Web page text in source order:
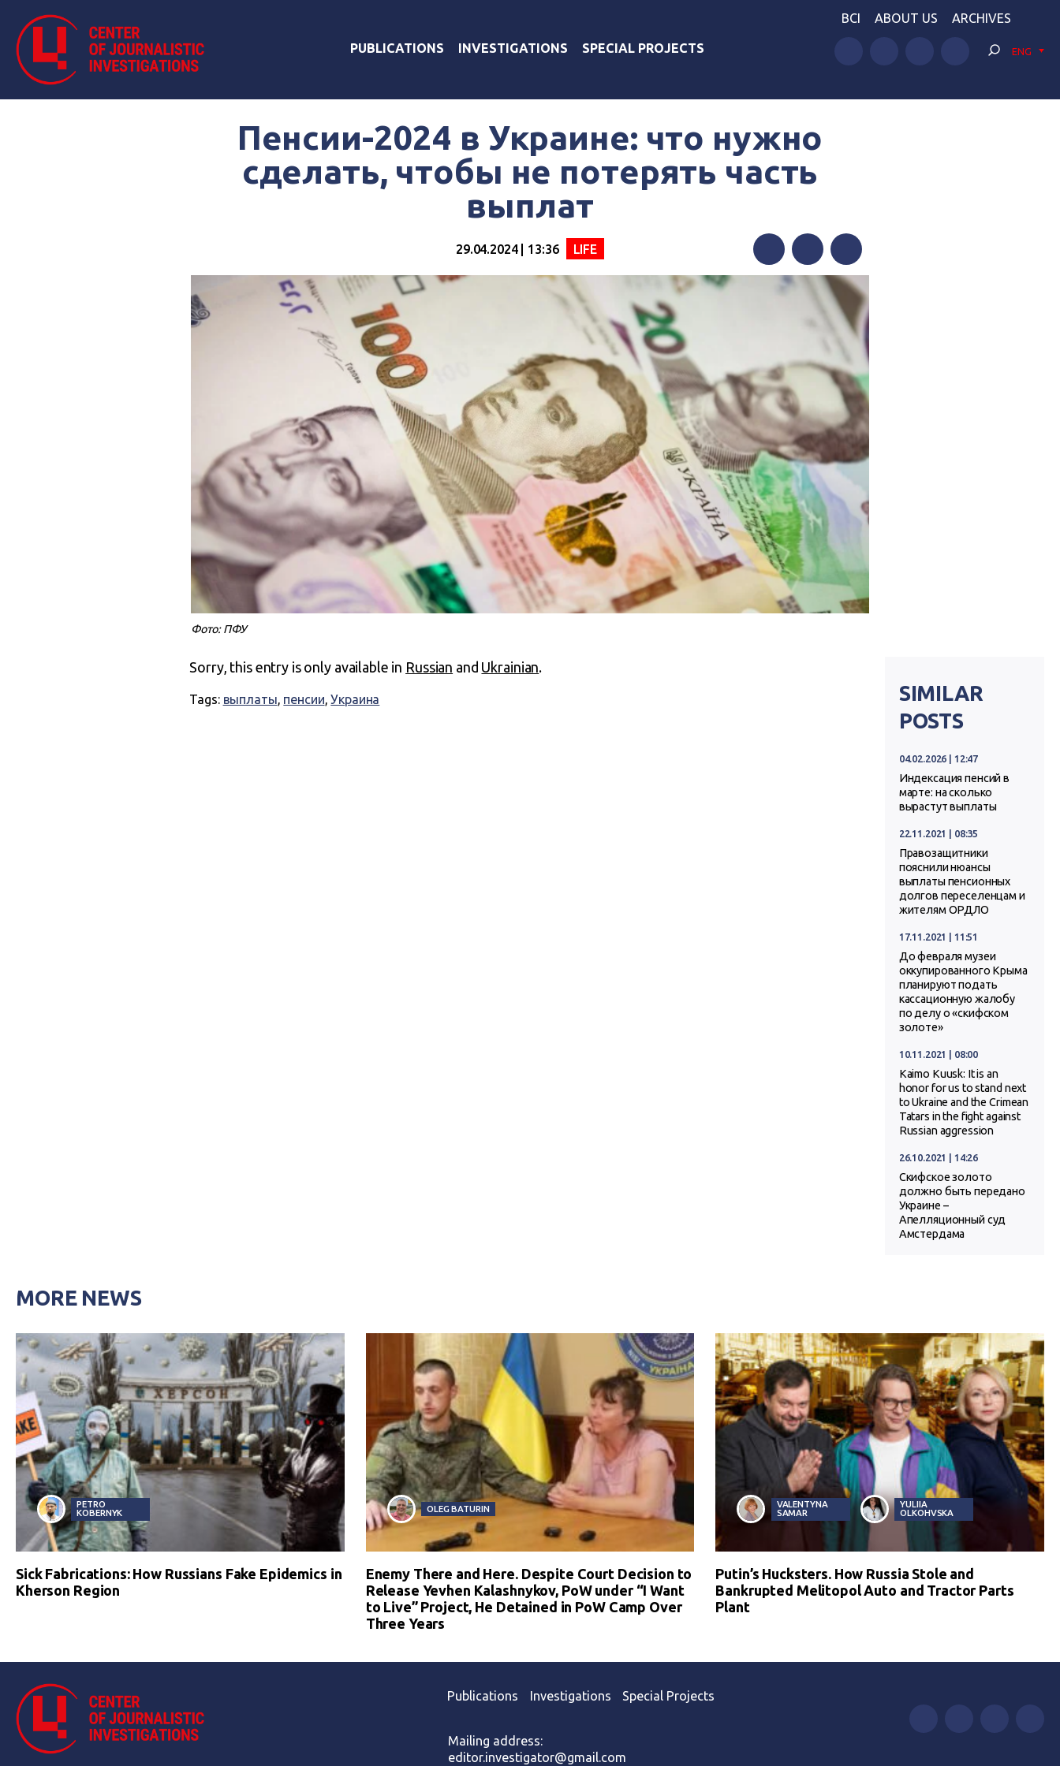
PUBLICATIONS INVESTIGATIONS SPECIAL PROJECTS
BCI ABOUT US ARCHIVES
ENG
Пенсии-2024 в Украине: что нужно
сделать, чтобы не потерять часть
выплат
29.04.2024 | 13:36 LIFE
FacebookTwitter Telegram
Фото: ПФУ
Sorry, this entry is only available in Russian and Ukrainian.
Tags: выплаты, пенсии,Украина
SIMILAR
POSTS
04.02.2026 | 12:47
Индексация пенсий в
марте: на сколько
вырастут выплаты
22.11.2021 | 08:35
Правозащитники
пояснили нюансы
выплаты пенсионных
долгов переселенцам и
жителям ОРДЛО
17.11.2021 | 11:51
До февраля музеи
оккупированного Крыма
планируют подать
кассационную жалобу
по делу о «скифском
золоте»
10.11.2021 | 08:00
Kaimo Kuusk: It is an
honor for us to stand next
to Ukraine and the Crimean
Tatars in the fight against
Russian aggression
26.10.2021 | 14:26
Скифское золото
должно быть передано
Украине –
Апелляционный суд
Амстердама
MORE NEWS
PETRO
KOBERNYK
Sick Fabrications: How Russians Fake Epidemics in
Kherson Region
OLEG BATURIN
Enemy There and Here. Despite Court Decision to
Release Yevhen Kalashnykov, PoW under “I Want
to Live” Project, He Detained in PoW Camp Over
Three Years
VALENTYNA
SAMAR
YULIIA
OLKOHVSKA
Putin’s Hucksters. How Russia Stole and
Bankrupted Melitopol Auto and Tractor Parts
Plant
Publications Investigations Special Projects
Mailing address:
editor.investigator@gmail.com